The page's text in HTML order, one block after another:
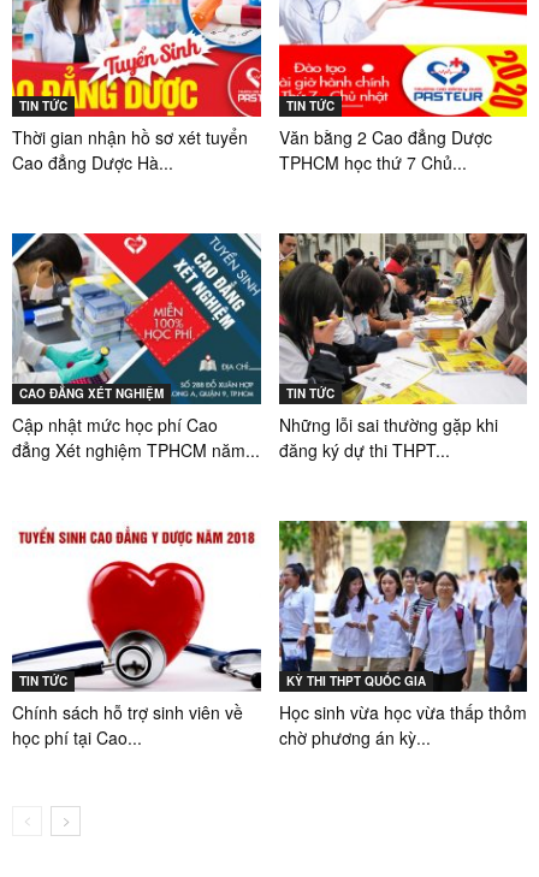
TIN TỨC
Thời gian nhận hồ sơ xét tuyển
Cao đẳng Dược Hà...
TIN TỨC
Văn bằng 2 Cao đẳng Dược
TPHCM học thứ 7 Chủ...
CAO ĐẲNG XÉT NGHIỆM
Cập nhật mức học phí Cao
đẳng Xét nghiệm TPHCM năm...
TIN TỨC
Những lỗi sai thường gặp khi
đăng ký dự thi THPT...
TIN TỨC
Chính sách hỗ trợ sinh viên về
học phí tại Cao...
KỲ THI THPT QUỐC GIA
Học sinh vừa học vừa thấp thỏm
chờ phương án kỳ...